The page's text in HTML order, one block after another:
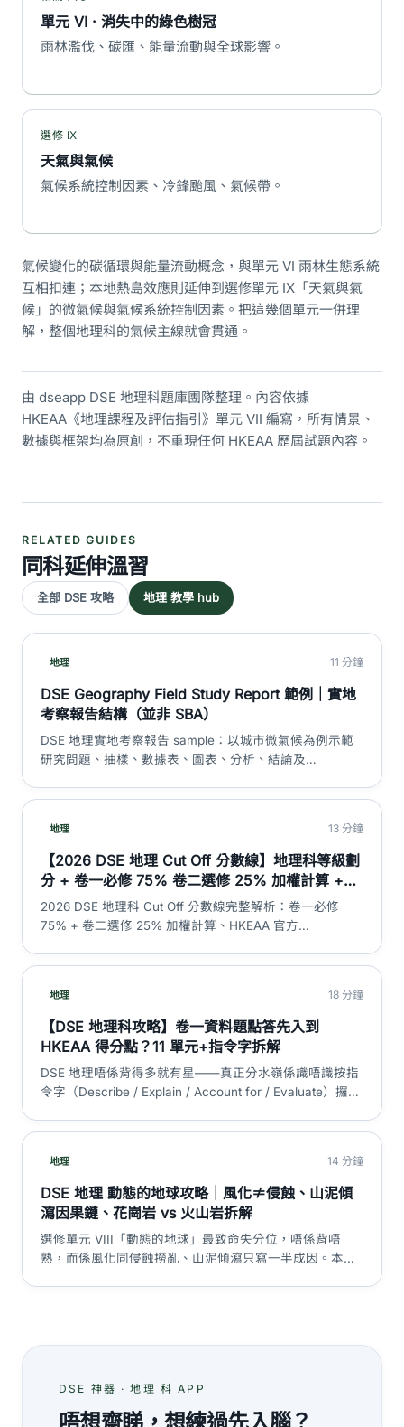
單元 VI · 消失中的綠色樹冠
雨林濫伐、碳匯、能量流動與全球影響。
選修 IX
天氣與氣候
氣候系統控制因素、冷鋒颱風、氣候帶。
氣候變化的碳循環與能量流動概念，與單元 VI 雨林生態系統
互相扣連；本地熱島效應則延伸到選修單元 IX「天氣與氣
候」的微氣候與氣候系統控制因素。把這幾個單元一併理
解，整個地理科的氣候主線就會貫通。
由 dseapp DSE 地理科題庫團隊整理。內容依據
HKEAA《地理課程及評估指引》單元 VII 編寫，所有情景、
數據與框架均為原創，不重現任何 HKEAA 歷屆試題內容。
RELATED GUIDES
同科延伸溫習
全部 DSE 攻略 地理 教學 hub
地理 11 分鐘
DSE Geography Field Study Report 範例｜實地
考察報告結構（並非 SBA）
DSE 地理實地考察報告 sample：以城市微氣候為例示範
研究問題、抽樣、數據表、圖表、分析、結論及
SBA 科目。
地理 13 分鐘
【2026 DSE 地理 Cut Off 分數線】地理科等級劃
分 + 卷一必修 75% 卷二選修 25% 加權計算 +
5** 至 L1 考生比例對照 + 冇 SBA 真相 + 迷思拆
解｜DSE 神器
2026 DSE 地理科 Cut Off 分數線完整解析：卷一必修
75% + 卷二選修 25% 加權計算、HKEAA 官方
圍、地理科冇 SBA 真相、cut off 應用與趨勢、3 大迷思拆
地理 18 分鐘
【DSE 地理科攻略】卷一資料題點答先入到
HKEAA 得分點？11 單元+指令字拆解
DSE 地理唔係背得多就有星——真正分水嶺係識唔識按指
令字（Describe / Explain / Account for / Evaluate）攞對
修單元、資料題四步答題框架同跨單元陷阱。
地理 14 分鐘
DSE 地理 動態的地球攻略｜風化≠侵蝕、山泥傾
瀉因果鏈、花崗岩 vs 火山岩拆解
選修單元 VIII「動態的地球」最致命失分位，唔係背唔
熟，而係風化同侵蝕撈亂、山泥傾瀉只寫一半成因。本篇
DSE 神器 · 地理 科 APP